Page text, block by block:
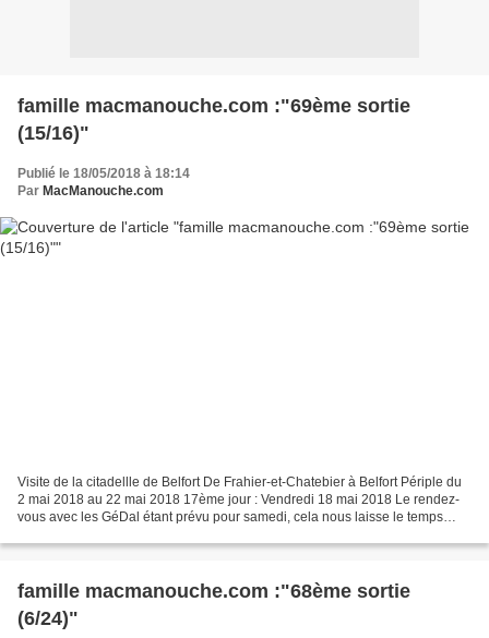
famille macmanouche.com :"69ème sortie
(15/16)"
Publié le 18/05/2018 à 18:14
Par MacManouche.com
Visite de la citadellle de Belfort De Frahier-et-Chatebier à Belfort Périple du
2 mai 2018 au 22 mai 2018 17ème jour : Vendredi 18 mai 2018 Le rendez-
vous avec les GéDal étant prévu pour samedi, cela nous laisse le temps
famille macmanouche.com :"68ème sortie
(6/24)"